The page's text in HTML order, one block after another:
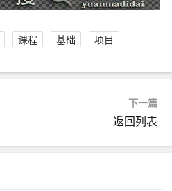
课程 基础 项目
下一篇
返回列表